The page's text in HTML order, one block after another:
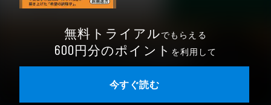
無料トライアルでもらえる
600円分のポイント を利用して
今すぐ読む